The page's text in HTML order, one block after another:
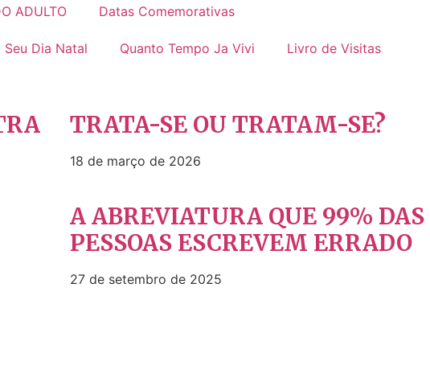
ADULTO Datas Comemorativas
Seu Dia Natal Quanto Tempo Ja Vivi Livro de Visitas
TRATA-SE OU TRATAM-SE?
18 de março de 2026
A ABREVIATURA QUE 99% DAS
PESSOAS ESCREVEM ERRADO
27 de setembro de 2025